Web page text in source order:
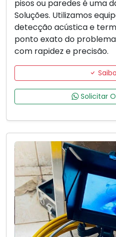
pisos ou paredes é uma
Soluções. Utilizamos
detecção acústica e
ponto exato do
com rapidez e precisão.
Solicitar